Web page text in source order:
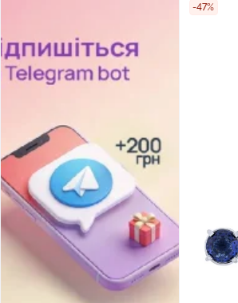
-47%